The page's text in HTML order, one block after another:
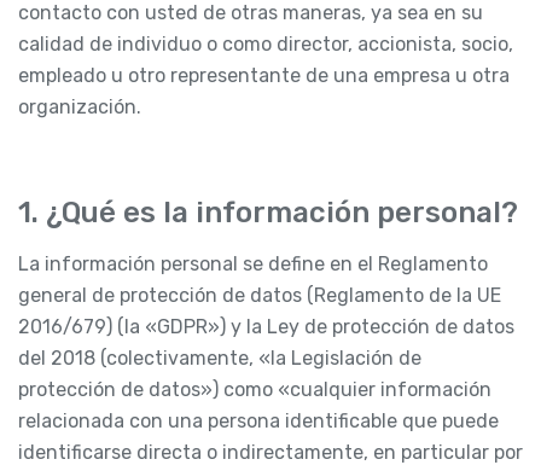
contacto con usted de otras maneras, ya sea en su
calidad de individuo o como director, accionista, socio,
empleado u otro representante de una empresa u otra
organización.
1. ¿Qué es la información personal?
La información personal se define en el Reglamento
general de protección de datos (Reglamento de la UE
2016/679) (la «GDPR») y la Ley de protección de datos
del 2018 (colectivamente, «la Legislación de
protección de datos») como «cualquier información
relacionada con una persona identificable que puede
identificarse directa o indirectamente, en particular por